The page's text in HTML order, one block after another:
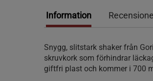
Information
Snygg, slitstark shaker från
skruvkork som förhindrar
giftfri plast och kommer i 700